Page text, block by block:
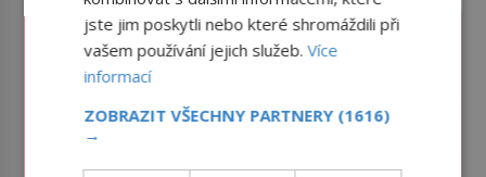
jste jim poskytli nebo které shromáždili při
vašem používání jejich služeb.Více
informací
ZOBRAZIT VŠECHNY PARTNERY (1616)
→